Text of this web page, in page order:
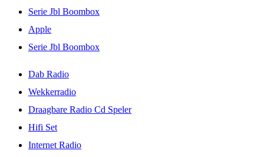
Serie Jbl Boombox
Apple
Serie Jbl Boombox
Dab Radio
Wekkerradio
Draagbare Radio Cd Speler
Hifi Set
Internet Radio